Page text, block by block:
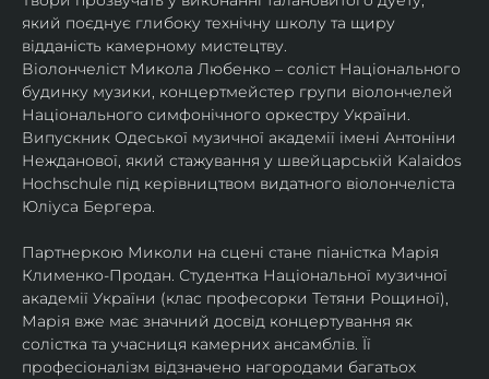
який поєднує глибоку технічну школу та щиру
відданість камерному мистецтву.
Віолончеліст Микола Любенко – соліст Національного
будинку музики, концертмейстер групи віолончелей
Національного симфонічного оркестру України.
Випускник Одеської музичної академії імені Антоніни
Нежданової, який стажування у швейцарській Kalaidos
Hochschule під керівництвом видатного віолончеліста
Юліуса Бергера.
Партнеркою Миколи на сцені стане піаністка Марія
Клименко-Продан. Студентка Національної музичної
академії України (клас професорки Тетяни Рощиної),
Марія вже має значний досвід концертування як
солістка та учасниця камерних ансамблів. Її
професіоналізм відзначено нагородами багатьох